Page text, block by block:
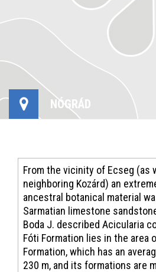
NÓGRÁD
From the vicinity of Ecseg (as
neighboring Kozárd) an
ancestral botanical material
Sarmatian limestone
Boda J. described Acicularia
Fóti Formation lies in the area
Formation, which has an
230 m, and its formations are